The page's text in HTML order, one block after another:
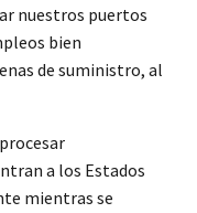
nuestros puertos
bien
de suministro, al
a los Estados
mientras se